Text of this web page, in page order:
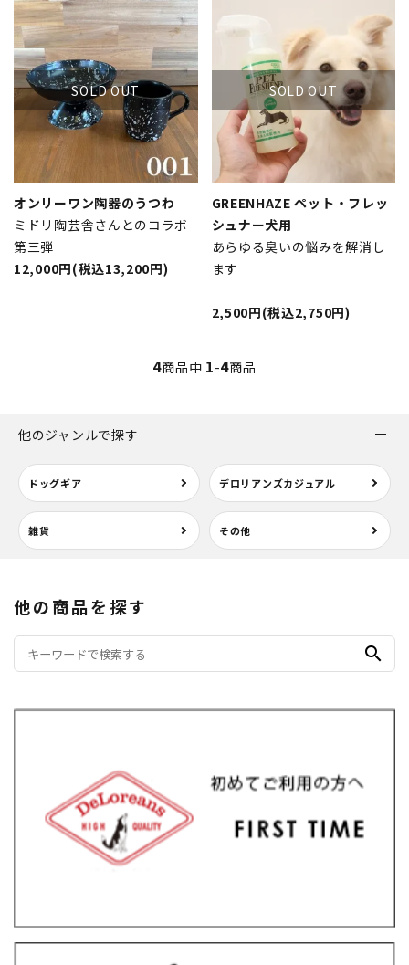
SOLD OUT
オンリーワン陶器のうつわ
ミドリ陶芸舎さんとのコラボ
第三弾
12,000円(税込13,200円)
SOLD OUT
GREENHAZE ペット・フレッ
シュナー犬用
あらゆる臭いの悩みを解消し
ます
2,500円(税込2,750円)
4商品中 1-4商品
他のジャンルで探す
ドッグギア デロリアンズカジュアル
雑貨 その他
他の商品を探す
search